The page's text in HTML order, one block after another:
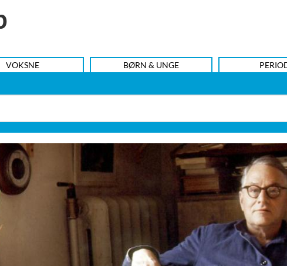
VOKSNE BØRN & UNGE